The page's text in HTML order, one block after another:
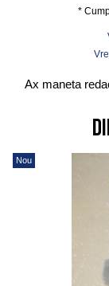
*
Ax maneta
Nou